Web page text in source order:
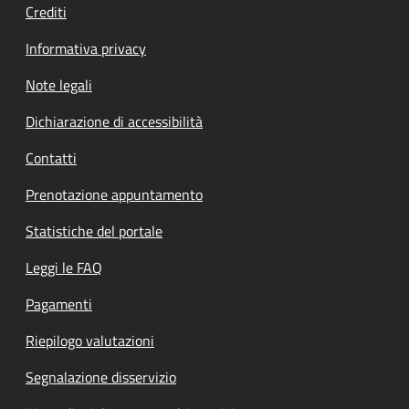
Crediti
Informativa privacy
Note legali
Dichiarazione di accessibilità
Contatti
Prenotazione appuntamento
Statistiche del portale
Leggi le FAQ
Pagamenti
Riepilogo valutazioni
Segnalazione disservizio